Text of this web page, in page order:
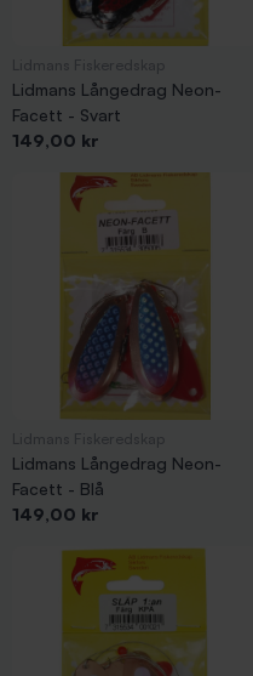
Lidmans Långedrag Neon-
Facett - Svart
Pris
149,00 kr
Lidmans Långedrag Neon-
Facett - Blå
Pris
149,00 kr